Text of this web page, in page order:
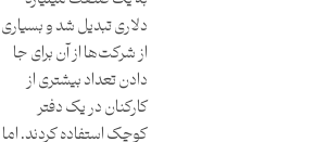
دلاری تبدیل شد و بسیاری
از شرکت‌ها از آن برای جا
دادن تعداد بیشتری از
کارکنان در یک دفتر
کوچک استفاده کردند. اما